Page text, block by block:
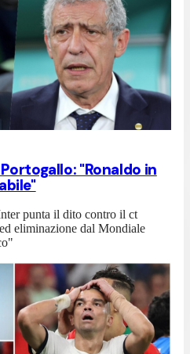
"Ronaldo in
punta il dito contro il ct
eliminazione dal Mondiale